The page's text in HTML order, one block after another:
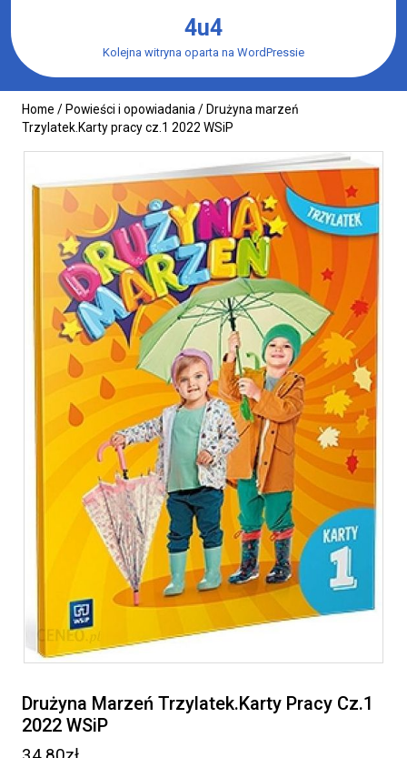
content
4u4
Kolejna witryna oparta na WordPressie
Home / Powieści i opowiadania / Drużyna marzeń
Trzylatek.Karty pracy cz.1 2022 WSiP
Drużyna Marzeń Trzylatek.Karty Pracy Cz.1
2022 WSiP